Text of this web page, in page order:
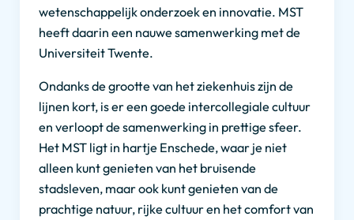
wetenschappelijk onderzoek en innovatie. MST
heeft daarin een nauwe samenwerking met de
Universiteit Twente.
Ondanks de grootte van het ziekenhuis zijn de
lijnen kort, is er een goede intercollegiale cultuur
en verloopt de samenwerking in prettige sfeer.
Het MST ligt in hartje Enschede, waar je niet
alleen kunt genieten van het bruisende
stadsleven, maar ook kunt genieten van de
prachtige natuur, rijke cultuur en het comfort van